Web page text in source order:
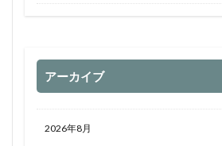
アーカイブ
2026年8月